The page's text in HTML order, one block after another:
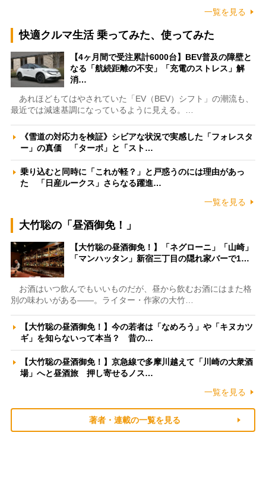
一覧を見る
快適クルマ生活 乗ってみた、使ってみた
【4ヶ月間で受注累計6000台】BEV普及の障壁と
なる「航続距離の不安」「充電のストレス」解
消…
あれほどもてはやされていた「EV（BEV）シフト」の潮流も、
最近では減速基調になっているように見える。…
《雪道の対応力を検証》シビアな状況で実感した「フォレスタ
ー」の真価 「ターボ」と「スト…
乗り込むと同時に「これが軽？」と戸惑うのには理由があっ
た 「日産ルークス」さらなる躍進…
一覧を見る
大竹聡の「昼酒御免！」
【大竹聡の昼酒御免！】「ネグローニ」「山崎」
「マンハッタン」新宿三丁目の隠れ家バーで1…
お酒はいつ飲んでもいいものだが、昼から飲むお酒にはまた格
別の味わいがある――。ライター・作家の大竹…
【大竹聡の昼酒御免！】今の若者は「なめろう」や「キヌカツ
ギ」を知らないって本当？ 昔の…
【大竹聡の昼酒御免！】京急線で多摩川越えて「川崎の大衆酒
場」へと昼酒旅 押し寄せるノス…
一覧を見る
著者・連載の一覧を見る